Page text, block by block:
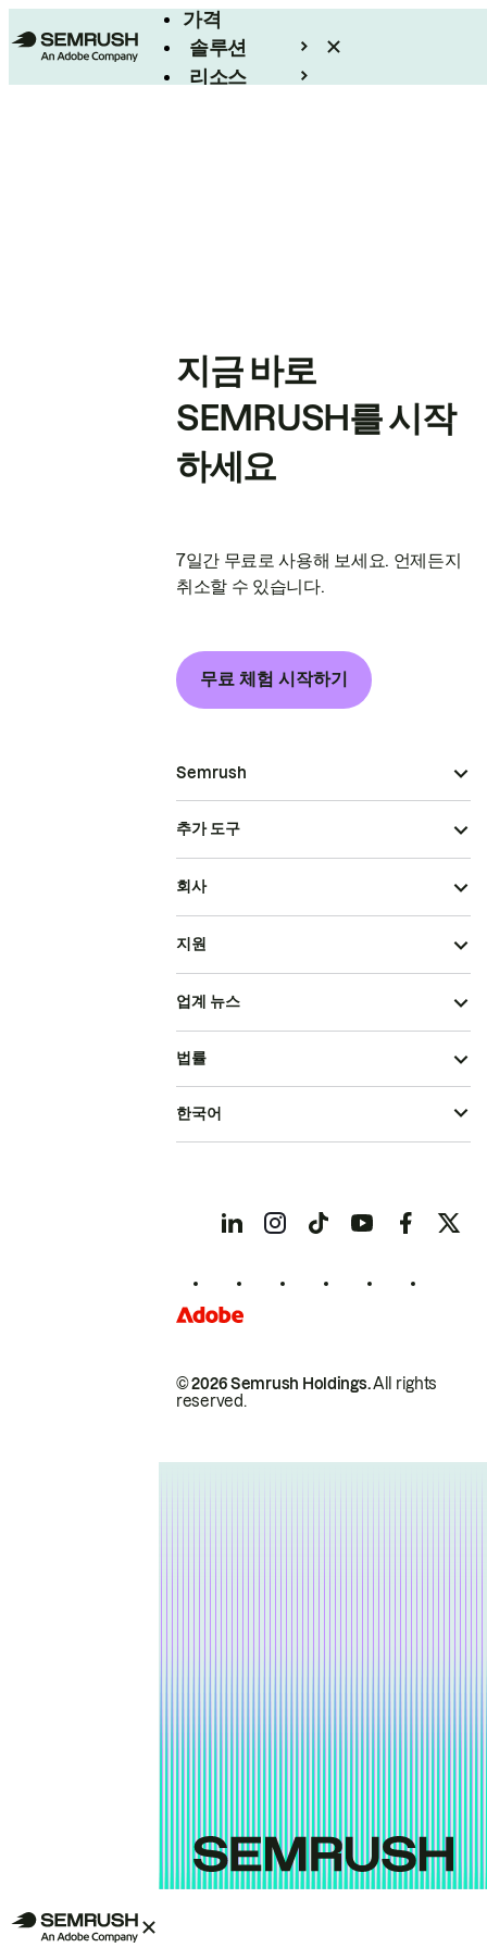
가격
솔루션
리소스
지금 바로
SEMRUSH를 시작
하세요
7일간 무료로 사용해 보세요. 언제든지
취소할 수 있습니다.
무료 체험 시작하기
Semrush
추가 도구
회사
지원
업계 뉴스
© 2026 Semrush Holdings.All rights
reserved.
법률
한국어